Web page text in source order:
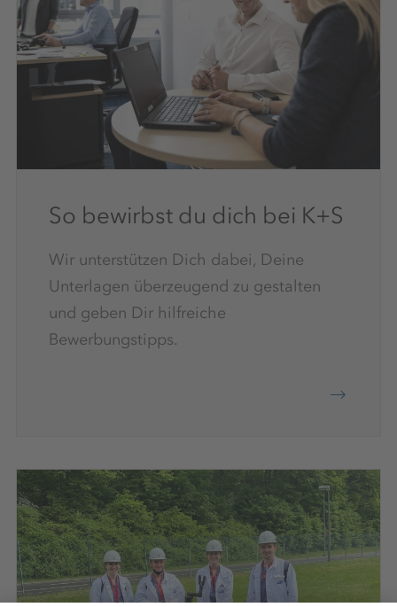
So bewirbst du dich bei K+S
Wir unterstützen Dich dabei, Deine
Unterlagen überzeugend zu gestalten
und geben Dir hilfreiche
Bewerbungstipps.